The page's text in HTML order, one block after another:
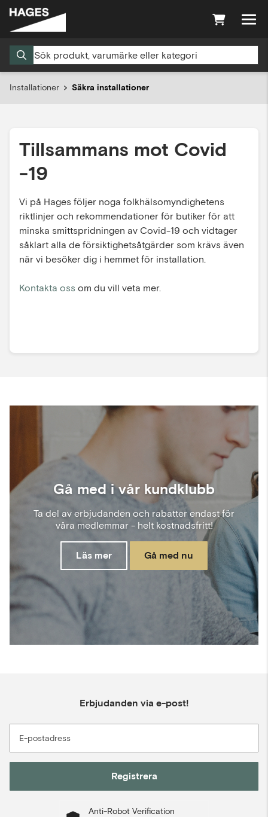
Installationer Säkra installationer
Tillsammans mot Covid
-19
Vi på Hages följer noga folkhälsomyndighetens
riktlinjer och rekommendationer för butiker för att
minska smittspridningen av Covid-19 och vidtager
såklart alla de försiktighetsåtgärder som krävs även
när vi besöker dig i hemmet för installation.
Kontakta oss om du vill veta mer.
Gå med i vår kundklubb
Ta del av erbjudanden och rabatter endast för
våra medlemmar - helt kostnadsfritt!
Läs mer Gå med nu
Erbjudanden via e-post!
E-postadress
Registrera
Anti-Robot Verification